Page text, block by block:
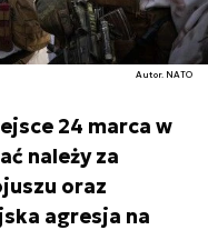
Autor. NATO
24 marca w
należy za
oraz
agresja na